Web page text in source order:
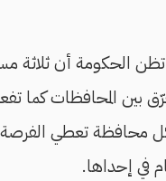
تظن الحكومة أن ثلاثة
بين المحافظات كما
محافظة تعطي
في إحداها.